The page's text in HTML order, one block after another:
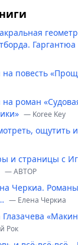
на повесть
на роман
— Koree Key
ощутить
и страницы с
— ABTOP
Черкиа.
— Елена Черкиа
Рок